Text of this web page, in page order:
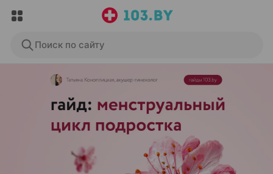
Поиск по сайту
ЭФФЕКТИВНАЯ РЕКЛАМА НА САЙТЕ